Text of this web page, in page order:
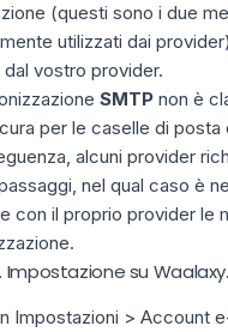
(questi sono i due
utilizzati dai
vostro provider.
SMTP non è
per le caselle di posta
alcuni provider
nel qual caso è
con il proprio provider le
Impostazione su Waalaxy.
Impostazioni > Account